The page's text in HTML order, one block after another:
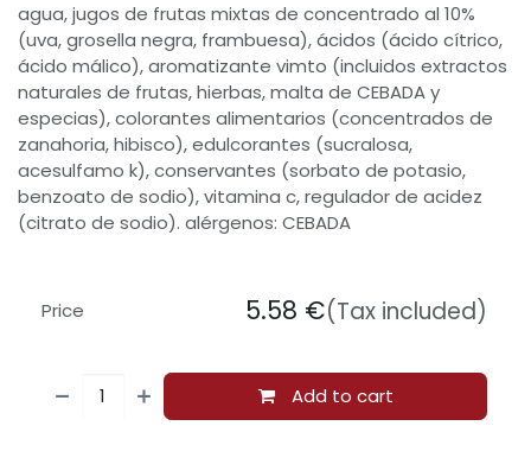
agua, jugos de frutas mixtas de concentrado al 10%
(uva, grosella negra, frambuesa), ácidos (ácido cítrico,
ácido málico), aromatizante vimto (incluidos extractos
naturales de frutas, hierbas, malta de CEBADA y
especias), colorantes alimentarios (concentrados de
zanahoria, hibisco), edulcorantes (sucralosa,
acesulfamo k), conservantes (sorbato de potasio,
benzoato de sodio), vitamina c, regulador de acidez
(citrato de sodio). alérgenos: CEBADA
Add to cart
Price 5.58 €(Tax included)